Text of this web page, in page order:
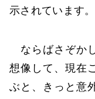
示されています。
ならばさぞか
想像して、現在
ぶと、きっと意